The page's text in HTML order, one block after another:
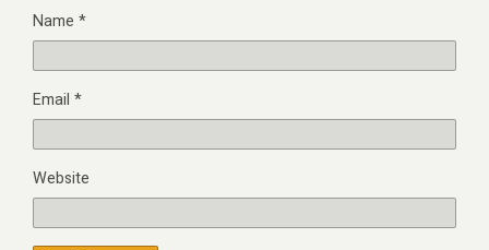
Name *
Email *
Website